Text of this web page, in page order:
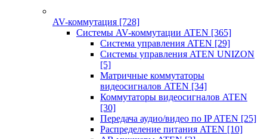
AV-коммутация [728]
Системы AV-коммутации ATEN [365]
Система управления ATEN [29]
Системы управления ATEN UNIZON
[5]
Матричные коммутаторы
видеосигналов ATEN [34]
Коммутаторы видеосигналов ATEN
[30]
Передача аудио/видео по IP ATEN [25]
Распределение питания ATEN [10]